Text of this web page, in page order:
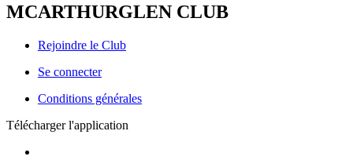
MCARTHURGLEN CLUB
Rejoindre le Club
Se connecter
Conditions générales
Télécharger l'application